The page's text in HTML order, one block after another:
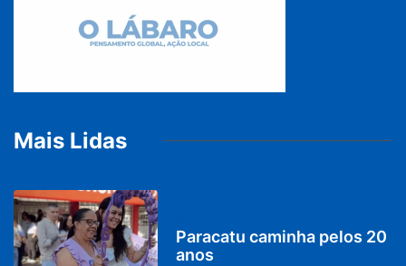
Mais Lidas
Paracatu caminha pelos 20
anos